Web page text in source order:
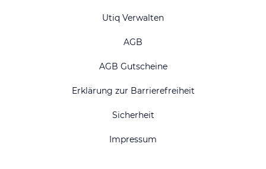
Utiq Verwalten
AGB
AGB Gutscheine
Erklärung zur Barrierefreiheit
Sicherheit
Impressum